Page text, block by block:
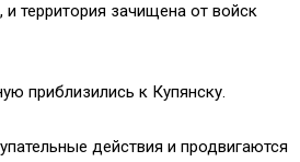
территория зачищена от войск
приблизились к Купянску.
действия и продвигаются